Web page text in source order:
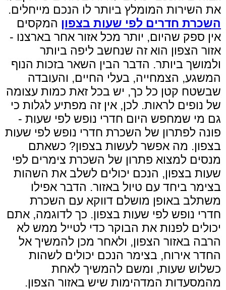
את השירות המומלץ ביותר לו הנכם מייחלים.
השכרת חדרים לפי שעות בצפון המקסים
אין ספק שהיום, יותר מכל אזור אחר בארצנו -
אזור הצפון הוא זה שנחשב ליפה ביותר
ולמושך ביותר. הדבר הבין השאר בזכות הנוף
המשגע, הצמחייה, בעלי החיים, והעובדה
שבשטח קטן כל כך, יש בכל זאת כמות עצומה
של נופים לראות. לכן, אין זה מפתיע לגלות כי
גם מי שמחפש היום חדרי נופש לפי שעות -
פונה לפתרון של השכרת חדרי נופש לפי שעות
בצפון. מה אפשר לעשות בצפון? כשאתם
מנסים למצוא פתרון של השכרת צימרים לפי
שעות בצפון, הנכם יכולים לשלב את השהות
בצימר ביחד עם טיול באזור. הדבר אפילו
משתלב באופן מושלם דווקא עם השכרת
חדרי נופש לפי שעות בצפון. כך לדוגמה, אתם
יכולים לפנות את הבוקר כדי לטייל ממש לא
הרבה באזור הצפון, ולאחר מכן להמשיך אל
החדר אירוח, בצימר הנכם יכולים לשהות
כשלוש שעות, ומשם להמשיך לאחת
מהמסעדות המדהימות שיש באזור הצפון.